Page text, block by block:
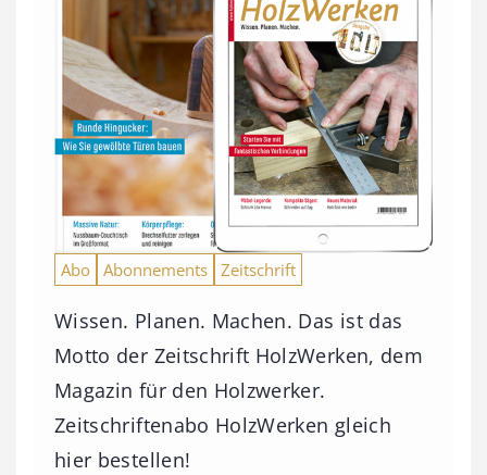
Abo Abonnements Zeitschrift
Wissen. Planen. Machen. Das ist das
Motto der Zeitschrift HolzWerken, dem
Magazin für den Holzwerker.
Zeitschriftenabo HolzWerken gleich
hier bestellen!